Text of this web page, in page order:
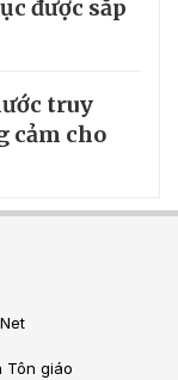
được sắp
truy
cảm cho
Tôn giáo